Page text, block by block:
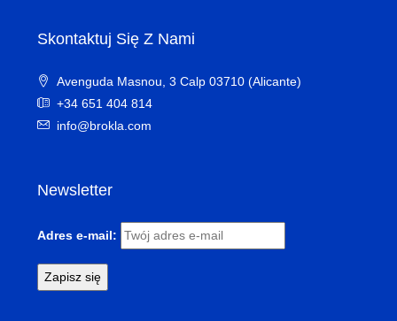
Skontaktuj Się Z Nami
Avenguda Masnou, 3 Calp 03710 (Alicante)
+34 651 404 814
info@brokla.com
Newsletter
Adres e-mail: